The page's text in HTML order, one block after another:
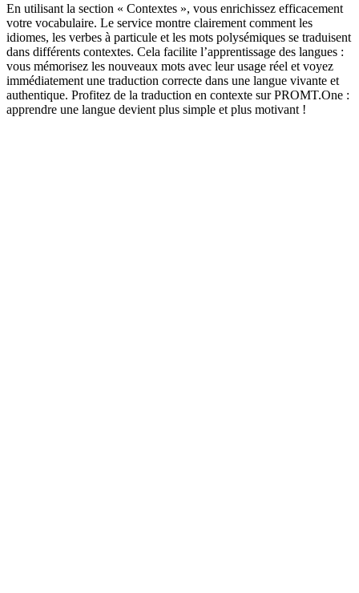
En utilisant la section « Contextes », vous enrichissez efficacement
votre vocabulaire. Le service montre clairement comment les
idiomes, les verbes à particule et les mots polysémiques se traduisent
dans différents contextes. Cela facilite l’apprentissage des langues :
vous mémorisez les nouveaux mots avec leur usage réel et voyez
immédiatement une traduction correcte dans une langue vivante et
authentique. Profitez de la traduction en contexte sur PROMT.One :
apprendre une langue devient plus simple et plus motivant !